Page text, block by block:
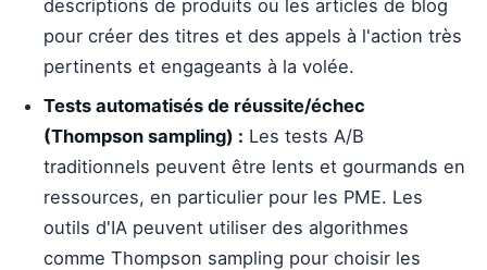
descriptions de produits ou les articles de blog
pour créer des titres et des appels à l'action très
pertinents et engageants à la volée.
Tests automatisés de réussite/échec
(Thompson sampling) : Les tests A/B
traditionnels peuvent être lents et gourmands en
ressources, en particulier pour les PME. Les
outils d'IA peuvent utiliser des algorithmes
comme Thompson sampling pour choisir les